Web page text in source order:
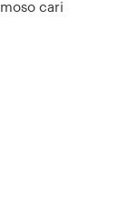
cari